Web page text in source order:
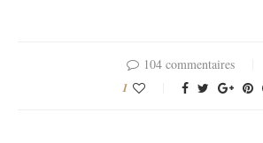
104 commentaires
1